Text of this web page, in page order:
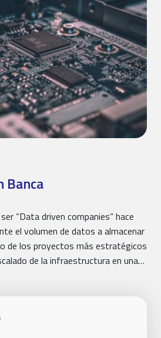
Banca
“Data driven companies” hace
el volumen de datos a almacenar
de los proyectos más estratégicos
de la infraestructura en una…